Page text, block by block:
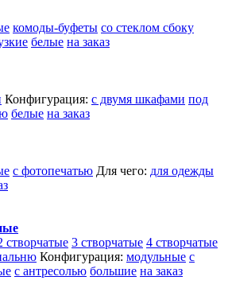
комоды-буфеты со стеклом сбоку
белые на заказ
Конфигурация: с двумя шкафами под
белые на заказ
с фотопечатью Для чего: для одежды
створчатые 3 створчатые 4 створчатые
Конфигурация: модульные с
с антресолью большие на заказ